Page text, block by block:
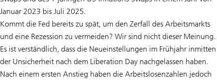
Januar 2023 bis Juli 2025.
Kommt die Fed bereits zu spät, um den Zerfall des Arbeitsmarkts
und eine Rezession zu vermeiden? Wir sind nicht dieser Meinung.
Es ist verständlich, dass die Neueinstellungen im Frühjahr inmitten
der Unsicherheit nach dem Liberation Day nachgelassen haben.
Nach einem ersten Anstieg haben die Arbeitslosenzahlen jedoch